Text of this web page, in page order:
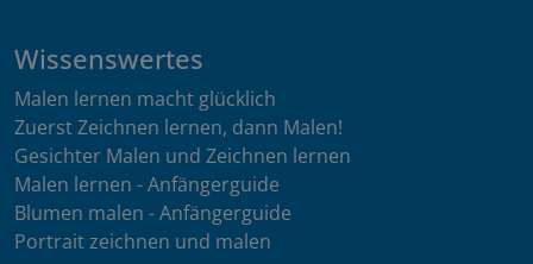
Wissenswertes
Malen lernen macht glücklich
Zuerst Zeichnen lernen, dann Malen!
Gesichter Malen und Zeichnen lernen
Malen lernen - Anfängerguide
Blumen malen - Anfängerguide
Portrait zeichnen und malen